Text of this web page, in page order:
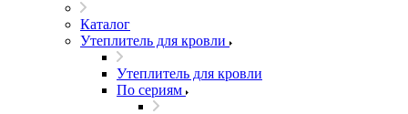
Каталог
Утеплитель для кровли
Утеплитель для кровли
По сериям